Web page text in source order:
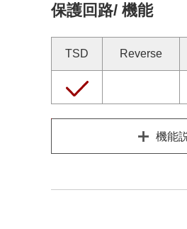
保護回路/ 機能
TSD Reverse
機能